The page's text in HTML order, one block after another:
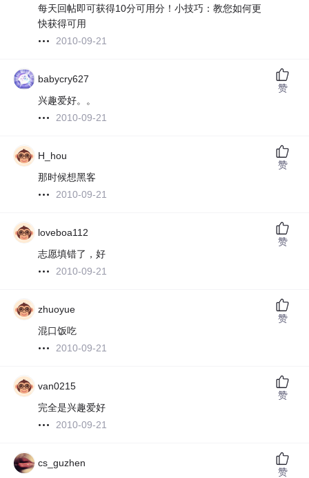
每天回帖即可获得10分可用分！小技巧：教您如何更
快获得可用
2010-09-21
babycry627
兴趣爱好。。
2010-09-21
赞
H_hou
那时候想黑客
2010-09-21
赞
loveboa112
志愿填错了，好
2010-09-21
赞
zhuoyue
混口饭吃
2010-09-21
赞
van0215
完全是兴趣爱好
2010-09-21
赞
cs_guzhen
赞